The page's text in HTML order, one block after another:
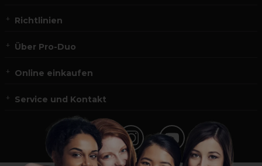
Richtlinien
Über Pro-Duo
Online einkaufen
Service und Kontakt